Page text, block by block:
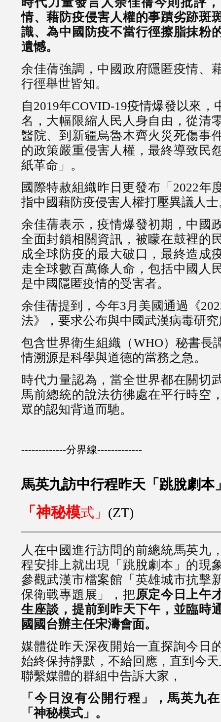
情、藉防疫侵害人權的事蹟劣跡斑
識、為中國防疫不當行徑擦脂抹粉
遺憾。
余佳蒨強調，中國政府隱匿疫情、
行徑舉世皆知。
自2019年COVID-19疫情爆發以來，
名，大幅限縮人民人身自由，從清
醫院、到新疆烏魯木齊火災死傷事
的政策嚴重侵害人權，最終導致民
紙革命」。
國際特赦組織昨日更發布「2022年
指中國藉防疫侵害人權打壓異議人
余佳蒨表示，疫情爆發初期，中國
全面封鎖相關資訊，被矇在鼓裡的
成全球防疫的最大破口，最終造成
走全球數百萬條人命，包括中國人
是中國隱匿疫情的受害者。
余佳蒨提到，今年3月美國通過《
法》，要求公布與中國武漢病毒研
包含世界衛生組織（WHO）秘書長
情溯源是科學與道德的當務之急。
時代力量認為，當全世界都在關切
馬前總統的說法彷彿處在平行時空
眾的認知背道而馳。
-------------分界線-------------
馬英九訪中行程昨天「跳脫劇本
「神秘模式」 (ZT)
人在中國進行訪問的前總統馬英九
程安排上就出現「跳脫劇本」的現
參觀武漢市檔案館「英雄城市抗擊
保衛戰專題展」，把原定今日上午
生座談，提前到昨天下午，並臨時
國國台辦主任宋濤會面。
媒體從昨天深夜開始一直探詢今日
始終保持靜默，不給回應，直到今
聯繫媒體的群組中告訴大家，
「今日沒有公開行程」，馬英九
「神秘模式」。